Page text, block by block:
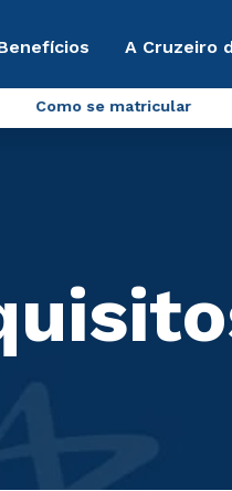
A Cruzeiro
Como se matricular